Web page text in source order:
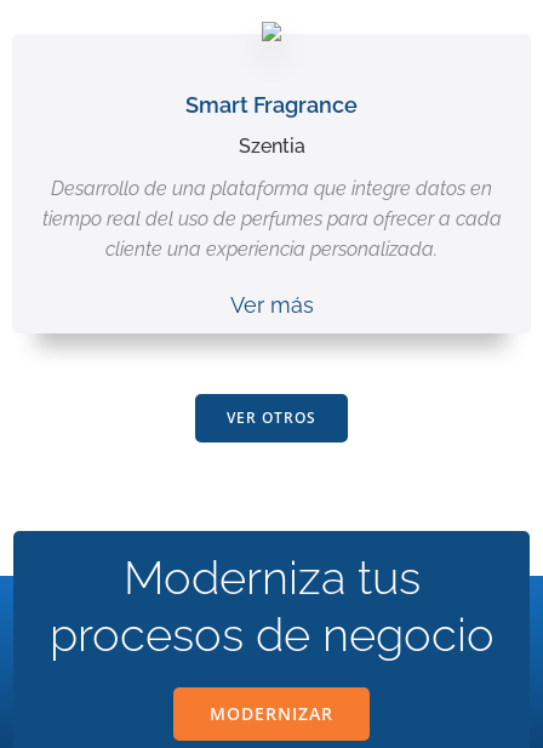
Smart Fragrance
Szentia
Desarrollo de una plataforma que integre datos en
tiempo real del uso de perfumes para ofrecer a cada
cliente una experiencia personalizada.
Ver más
VER OTROS
Moderniza tus
procesos de negocio
MODERNIZAR